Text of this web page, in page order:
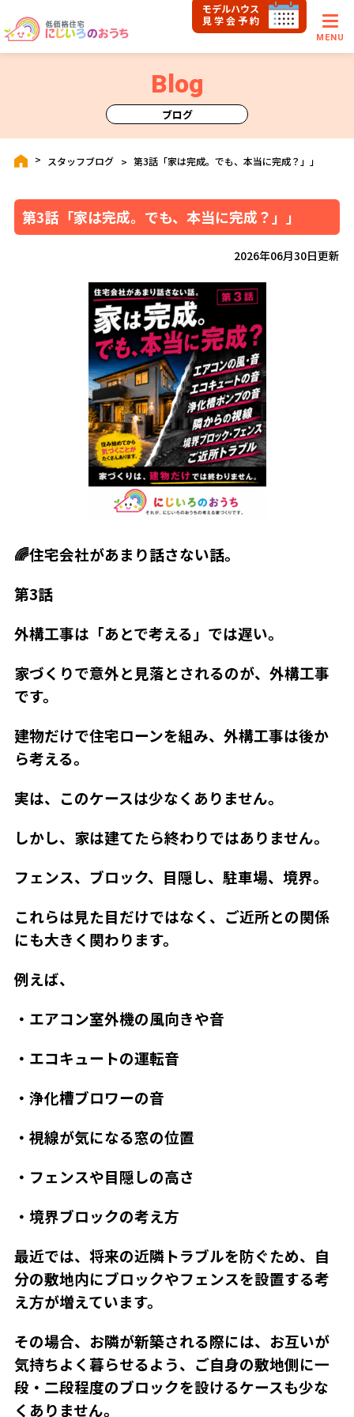
モデルハウス
見学会予約
MENU
ブログ
Blog
スタッフブログ 第3話「家は完成。でも、本当に完成？」」
第3話「家は完成。でも、本当に完成？」」
2026年06月30日更新
🌈住宅会社があまり話さない話。
第3話
外構工事は「あとで考える」では遅い。
家づくりで意外と見落とされるのが、外構工事
です。
建物だけで住宅ローンを組み、外構工事は後か
ら考える。
実は、このケースは少なくありません。
しかし、家は建てたら終わりではありません。
フェンス、ブロック、目隠し、駐車場、境界。
これらは見た目だけではなく、ご近所との関係
にも大きく関わります。
例えば、
・エアコン室外機の風向きや音
・エコキュートの運転音
・浄化槽ブロワーの音
・視線が気になる窓の位置
・フェンスや目隠しの高さ
・境界ブロックの考え方
最近では、将来の近隣トラブルを防ぐため、自
分の敷地内にブロックやフェンスを設置する考
え方が増えています。
その場合、お隣が新築される際には、お互いが
気持ちよく暮らせるよう、ご自身の敷地側に一
段・二段程度のブロックを設けるケースも少な
くありません。